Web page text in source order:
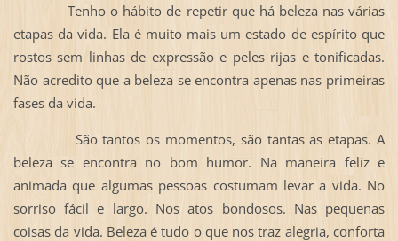
Tenho o hábito de repetir que há beleza nas várias
etapas da vida. Ela é muito mais um estado de espírito que
rostos sem linhas de expressão e peles rijas e tonificadas.
Não acredito que a beleza se encontra apenas nas primeiras
fases da vida.
São tantos os momentos, são tantas as etapas. A
beleza se encontra no bom humor. Na maneira feliz e
animada que algumas pessoas costumam levar a vida. No
sorriso fácil e largo. Nos atos bondosos. Nas pequenas
coisas da vida. Beleza é tudo o que nos traz alegria, conforta